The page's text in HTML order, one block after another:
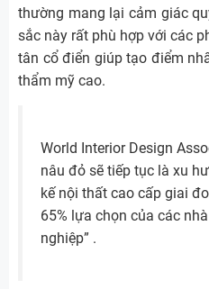
thường mang lại cảm giác
sắc này rất phù hợp với các
tân cổ điển giúp tạo điểm
thẩm mỹ cao.
World Interior Design
nâu đỏ sẽ tiếp tục là xu
kế nội thất cao cấp giai
65% lựa chọn của các
nghiệp” .